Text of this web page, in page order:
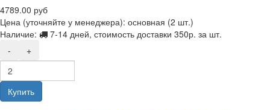
4789.00 руб
Цена (уточняйте у менеджера): основная (2 шт.)
Наличие:
7-14 дней, стоимость доставки 350р. за шт.
-
+
Купить